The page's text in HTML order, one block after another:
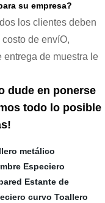
su empresa?
los clientes deben
de envíO,
entrega de muestra le
dude en ponerse
todo lo posible
metálico
Especiero
Estante de
curvo Toallero